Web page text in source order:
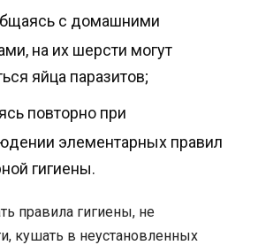
с домашними
на их шерсти могут
яйца паразитов;
повторно при
элементарных правил
гигиены.
правила гигиены, не
кушать в неустановленных